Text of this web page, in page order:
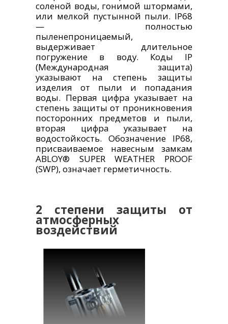
соленой воды, гонимой штормами,
или мелкой пустынной пыли. IP68
— полностью
пыленепроницаемый,
выдерживает длительное
погружение в воду. Коды IP
(Международная защита)
указывают на степень защиты
изделия от пыли и попадания
воды. Первая цифра указывает на
степень защиты от проникновения
посторонних предметов и пыли,
вторая цифра указывает на
водостойкость. Обозначение IP68,
присваиваемое навесным замкам
ABLOY® SUPER WEATHER PROOF
(SWP), означает герметичность.
2 степени защиты от
атмосферных
воздействий